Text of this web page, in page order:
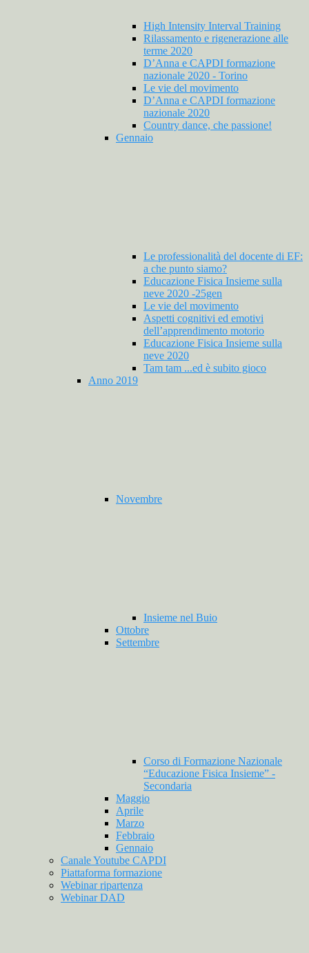
High Intensity Interval Training
Rilassamento e rigenerazione alle
terme 2020
D’Anna e CAPDI formazione
nazionale 2020 - Torino
Le vie del movimento
D’Anna e CAPDI formazione
nazionale 2020
Country dance, che passione!
Gennaio
Le professionalità del docente di EF:
a che punto siamo?
Educazione Fisica Insieme sulla
neve 2020 -25gen
Le vie del movimento
Aspetti cognitivi ed emotivi
dell’apprendimento motorio
Educazione Fisica Insieme sulla
neve 2020
Tam tam ...ed è subito gioco
Anno 2019
Novembre
Insieme nel Buio
Ottobre
Settembre
Corso di Formazione Nazionale
“Educazione Fisica Insieme” -
Secondaria
Maggio
Aprile
Marzo
Febbraio
Gennaio
Canale Youtube CAPDI
Piattaforma formazione
Webinar ripartenza
Webinar DAD